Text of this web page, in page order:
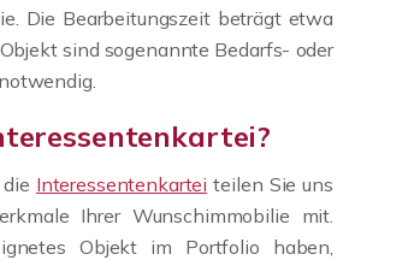
Die Bearbeitungszeit beträgt etwa
sind sogenannte Bedarfs- oder
Interessentenkartei teilen Sie uns
Ihrer Wunschimmobilie mit.
Objekt im Portfolio haben,